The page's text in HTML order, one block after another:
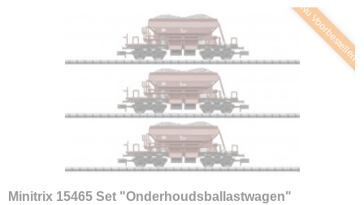
Nu Voorbestellen
Minitrix 15465 Set "Onderhoudsballastwagen"